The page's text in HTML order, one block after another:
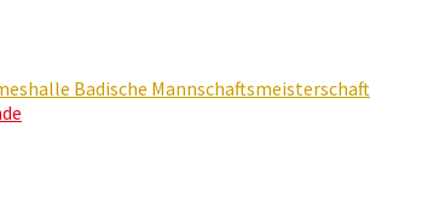
Badische Mannschaftsmeisterschaft